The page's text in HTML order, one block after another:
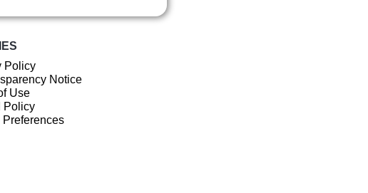
Policy
Notice
Use
Policy